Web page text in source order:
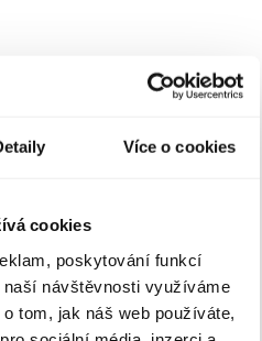
Více o cookies
cookies
poskytování funkcí
návštěvnosti využíváme
tom, jak náš web používáte,
z následujících
- Boční
L/P